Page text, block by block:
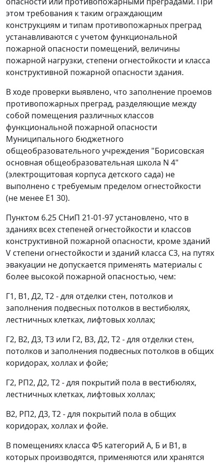
этом требования к таким ограждающим
конструкциям и типам противопожарных преград
устанавливаются с учетом функциональной
пожарной опасности помещений, величины
пожарной нагрузки, степени огнестойкости и класса
конструктивной пожарной опасности здания.
В ходе проверки выявлено, что заполнение проемов
противопожарных преград, разделяющие между
собой помещения различных классов
функциональной пожарной опасности
Муниципального бюджетного
общеобразовательного учреждения "Борисовская
основная общеобразовательная школа N 4"
(электрощитовая корпуса детского сада) не
выполнено с требуемым пределом огнестойкости
(не менее Е1 30).
Пунктом 6.25 СНиП 21-01-97 установлено, что в
зданиях всех степеней огнестойкости и классов
конструктивной пожарной опасности, кроме зданий
V степени огнестойкости и зданий класса С3, на путях
эвакуации не допускается применять материалы с
более высокой пожарной опасностью, чем:
Г1, В1, Д2, Т2 - для отделки стен, потолков и
заполнения подвесных потолков в вестибюлях,
лестничных клетках, лифтовых холлах;
Г2, В2, Д3, Т3 или Г2, В3, Д2, Т2 - для отделки стен,
потолков и заполнения подвесных потолков в общих
коридорах, холлах и фойе;
Г2, РП2, Д2, Т2 - для покрытий пола в вестибюлях,
лестничных клетках, лифтовых холлах;
В2, РП2, Д3, Т2 - для покрытий пола в общих
коридорах, холлах и фойе.
В помещениях класса Ф5 категорий А, Б и В1, в
которых производятся, применяются или хранятся